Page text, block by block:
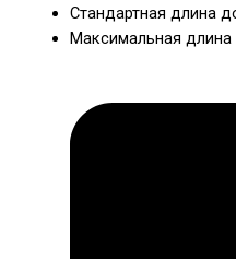
Стандартная длина
Максимальная длина